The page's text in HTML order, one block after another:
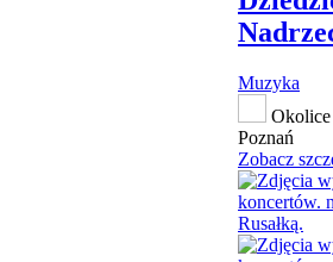
Muzyka
Poznań
Zobacz